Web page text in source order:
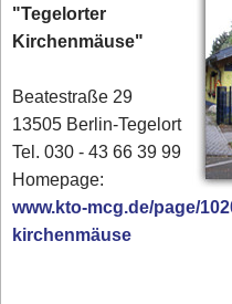
"Tegelorter
Kirchenmäuse"
Beatestraße 29
13505 Berlin-Tegelort
Tel. 030 - 43 66 39 99‎
Homepage:
www.kto-mcg.de/page/
kirchenmäuse